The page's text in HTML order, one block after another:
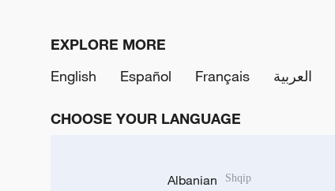
EXPLORE MORE
English
Español Français العربية
CHOOSE YOUR LANGUAGE
Albanian Shqip